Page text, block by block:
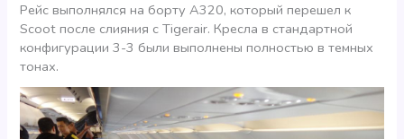
Рейс выполнялся на борту А320, который перешел к
Scoot после слияния с Tigerair. Кресла в стандартной
конфигурации 3-3 были выполнены полностью в темных
тонах.